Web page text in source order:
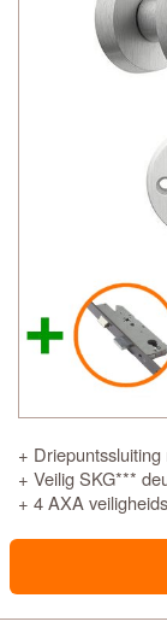
+
+ Veilig SKG***
+ 4 AXA